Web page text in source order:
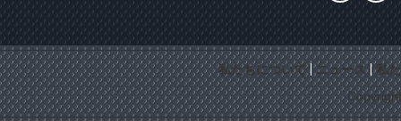
私たちについて ニュース
私